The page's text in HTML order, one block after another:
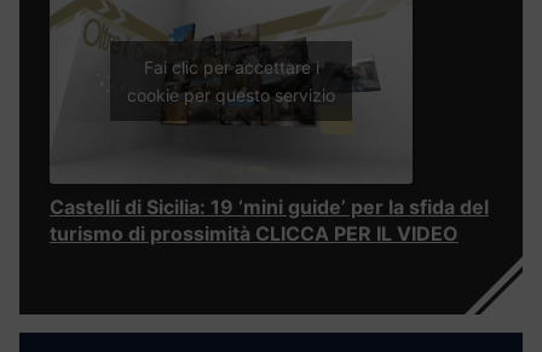
Fai clic per accettare i
cookie per questo servizio
Castelli di Sicilia: 19 ‘mini guide’ per la sfida del
turismo di prossimità CLICCA PER IL VIDEO